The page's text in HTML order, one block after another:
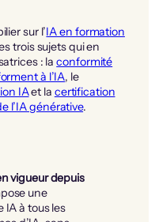
sur l’IA en formation
trois sujets qui en
: laconformité
à l’IA, le
IAet la certification
l’IA générative.
vigueur depuis
une
IA à tous les